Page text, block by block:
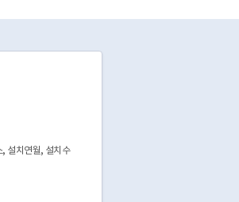
, 설치연월, 설치수